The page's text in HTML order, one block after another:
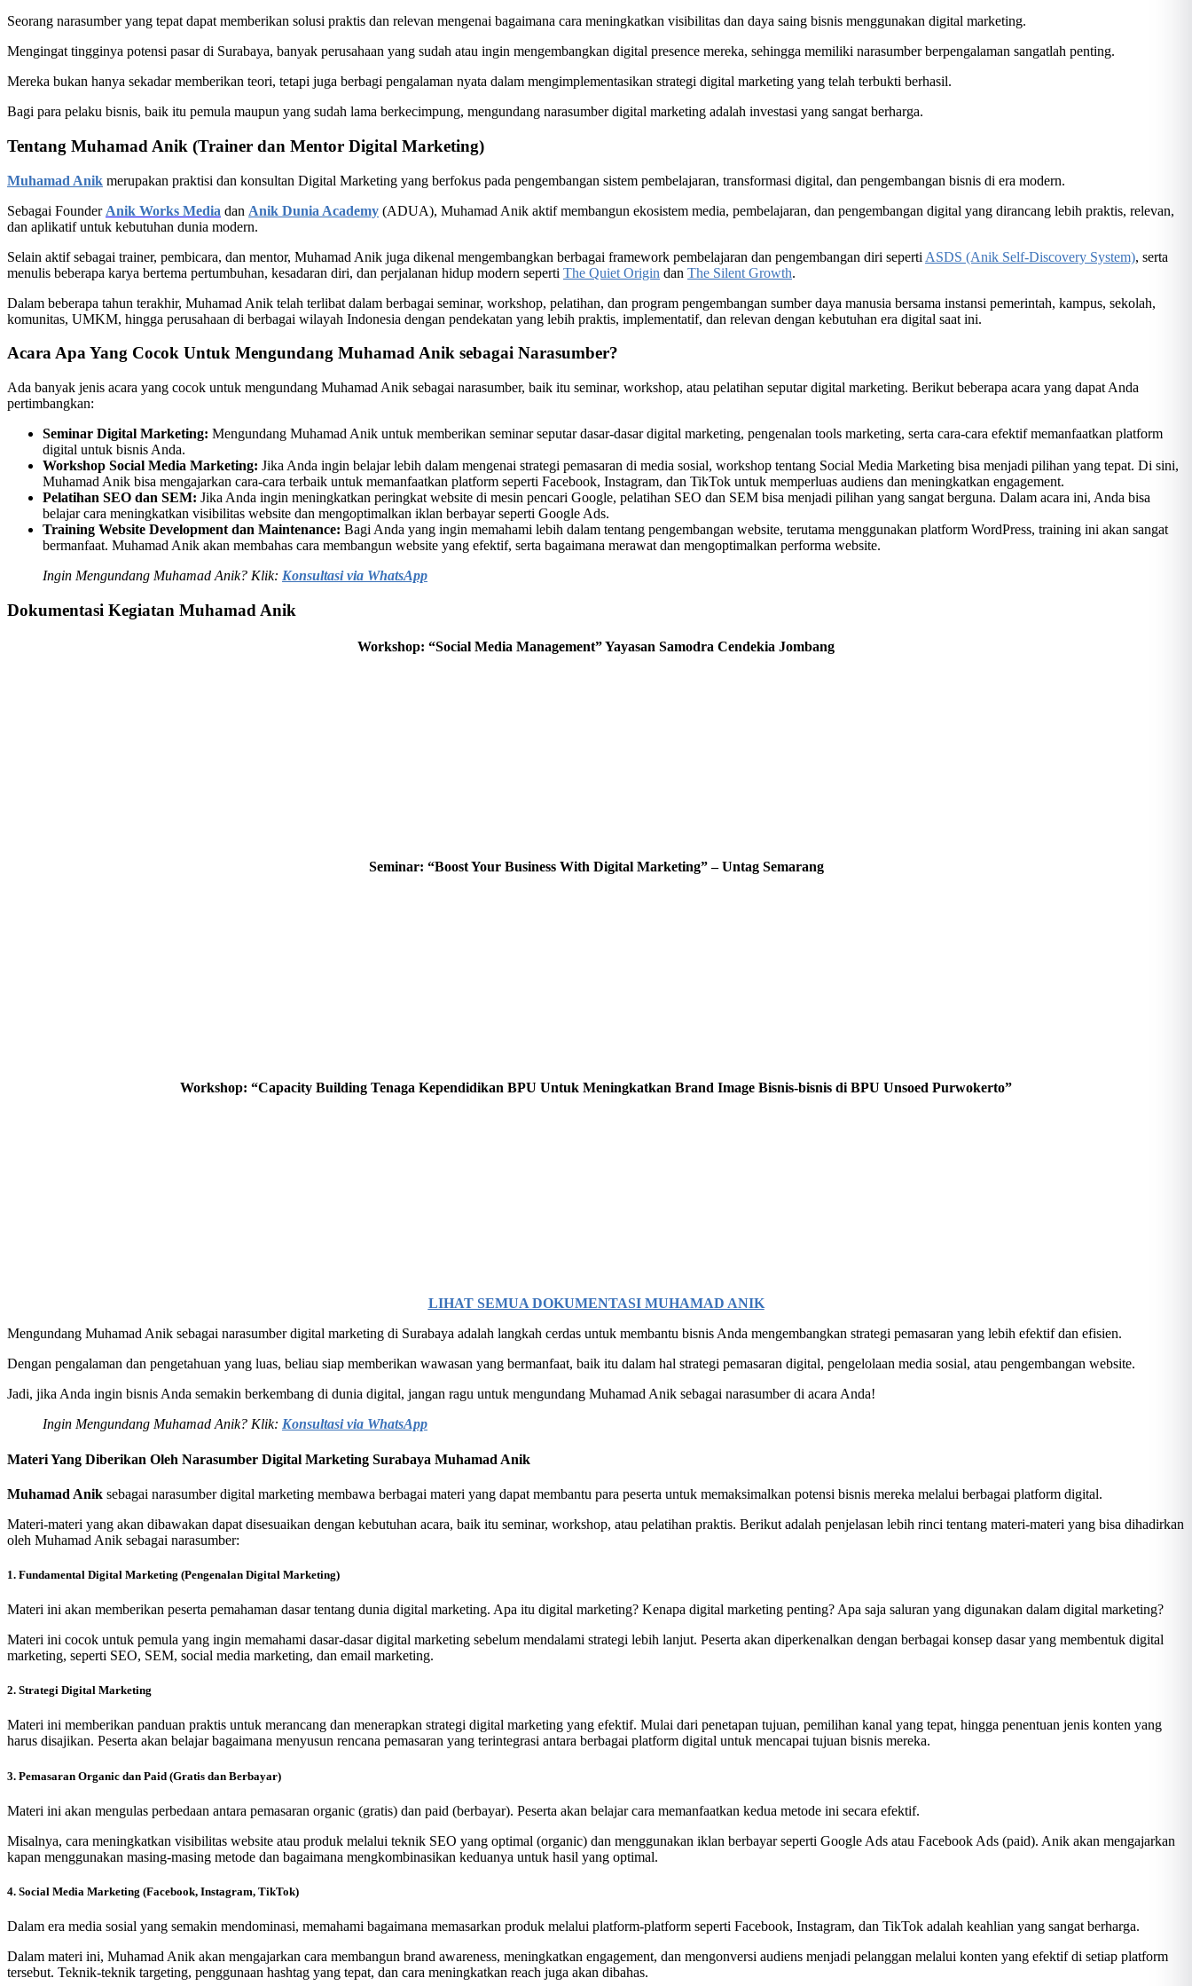
Seorang narasumber yang tepat dapat memberikan solusi praktis dan relevan mengenai bagaimana cara meningkatkan visibilitas dan daya saing bisnis menggunakan digital marketing.
Mengingat tingginya potensi pasar di Surabaya, banyak perusahaan yang sudah atau ingin mengembangkan digital presence mereka, sehingga memiliki narasumber berpengalaman sangatlah penting.
Mereka bukan hanya sekadar memberikan teori, tetapi juga berbagi pengalaman nyata dalam mengimplementasikan strategi digital marketing yang telah terbukti berhasil.
Bagi para pelaku bisnis, baik itu pemula maupun yang sudah lama berkecimpung, mengundang narasumber digital marketing adalah investasi yang sangat berharga.
Tentang Muhamad Anik (Trainer dan Mentor Digital Marketing)
Muhamad Anik merupakan praktisi dan konsultan Digital Marketing yang berfokus pada pengembangan sistem pembelajaran, transformasi digital, dan pengembangan bisnis di era modern.
Sebagai Founder Anik Works Media dan Anik Dunia Academy (ADUA), Muhamad Anik aktif membangun ekosistem media, pembelajaran, dan pengembangan digital yang dirancang lebih praktis, relevan,
dan aplikatif untuk kebutuhan dunia modern.
Selain aktif sebagai trainer, pembicara, dan mentor, Muhamad Anik juga dikenal mengembangkan berbagai framework pembelajaran dan pengembangan diri seperti ASDS (Anik Self-Discovery System), serta
menulis beberapa karya bertema pertumbuhan, kesadaran diri, dan perjalanan hidup modern seperti The Quiet Origin dan The Silent Growth.
Dalam beberapa tahun terakhir, Muhamad Anik telah terlibat dalam berbagai seminar, workshop, pelatihan, dan program pengembangan sumber daya manusia bersama instansi pemerintah, kampus, sekolah,
komunitas, UMKM, hingga perusahaan di berbagai wilayah Indonesia dengan pendekatan yang lebih praktis, implementatif, dan relevan dengan kebutuhan era digital saat ini.
Acara Apa Yang Cocok Untuk Mengundang Muhamad Anik sebagai Narasumber?
Ada banyak jenis acara yang cocok untuk mengundang Muhamad Anik sebagai narasumber, baik itu seminar, workshop, atau pelatihan seputar digital marketing. Berikut beberapa acara yang dapat Anda
pertimbangkan:
Seminar Digital Marketing: Mengundang Muhamad Anik untuk memberikan seminar seputar dasar-dasar digital marketing, pengenalan tools marketing, serta cara-cara efektif memanfaatkan platform
digital untuk bisnis Anda.
Workshop Social Media Marketing: Jika Anda ingin belajar lebih dalam mengenai strategi pemasaran di media sosial, workshop tentang Social Media Marketing bisa menjadi pilihan yang tepat. Di sini,
Muhamad Anik bisa mengajarkan cara-cara terbaik untuk memanfaatkan platform seperti Facebook, Instagram, dan TikTok untuk memperluas audiens dan meningkatkan engagement.
Pelatihan SEO dan SEM: Jika Anda ingin meningkatkan peringkat website di mesin pencari Google, pelatihan SEO dan SEM bisa menjadi pilihan yang sangat berguna. Dalam acara ini, Anda bisa
belajar cara meningkatkan visibilitas website dan mengoptimalkan iklan berbayar seperti Google Ads.
Training Website Development dan Maintenance: Bagi Anda yang ingin memahami lebih dalam tentang pengembangan website, terutama menggunakan platform WordPress, training ini akan sangat
bermanfaat. Muhamad Anik akan membahas cara membangun website yang efektif, serta bagaimana merawat dan mengoptimalkan performa website.
Ingin Mengundang Muhamad Anik? Klik: Konsultasi via WhatsApp
Dokumentasi Kegiatan Muhamad Anik
Workshop: “Social Media Management” Yayasan Samodra Cendekia Jombang
Seminar: “Boost Your Business With Digital Marketing” – Untag Semarang
Workshop: “Capacity Building Tenaga Kependidikan BPU Untuk Meningkatkan Brand Image Bisnis-bisnis di BPU Unsoed Purwokerto”
LIHAT SEMUA DOKUMENTASI MUHAMAD ANIK
Mengundang Muhamad Anik sebagai narasumber digital marketing di Surabaya adalah langkah cerdas untuk membantu bisnis Anda mengembangkan strategi pemasaran yang lebih efektif dan efisien.
Dengan pengalaman dan pengetahuan yang luas, beliau siap memberikan wawasan yang bermanfaat, baik itu dalam hal strategi pemasaran digital, pengelolaan media sosial, atau pengembangan website.
Jadi, jika Anda ingin bisnis Anda semakin berkembang di dunia digital, jangan ragu untuk mengundang Muhamad Anik sebagai narasumber di acara Anda!
Ingin Mengundang Muhamad Anik? Klik: Konsultasi via WhatsApp
Materi Yang Diberikan Oleh Narasumber Digital Marketing Surabaya Muhamad Anik
Muhamad Anik sebagai narasumber digital marketing membawa berbagai materi yang dapat membantu para peserta untuk memaksimalkan potensi bisnis mereka melalui berbagai platform digital.
Materi-materi yang akan dibawakan dapat disesuaikan dengan kebutuhan acara, baik itu seminar, workshop, atau pelatihan praktis. Berikut adalah penjelasan lebih rinci tentang materi-materi yang bisa dihadirkan
oleh Muhamad Anik sebagai narasumber:
1. Fundamental Digital Marketing (Pengenalan Digital Marketing)
Materi ini akan memberikan peserta pemahaman dasar tentang dunia digital marketing. Apa itu digital marketing? Kenapa digital marketing penting? Apa saja saluran yang digunakan dalam digital marketing?
Materi ini cocok untuk pemula yang ingin memahami dasar-dasar digital marketing sebelum mendalami strategi lebih lanjut. Peserta akan diperkenalkan dengan berbagai konsep dasar yang membentuk digital
marketing, seperti SEO, SEM, social media marketing, dan email marketing.
2. Strategi Digital Marketing
Materi ini memberikan panduan praktis untuk merancang dan menerapkan strategi digital marketing yang efektif. Mulai dari penetapan tujuan, pemilihan kanal yang tepat, hingga penentuan jenis konten yang
harus disajikan. Peserta akan belajar bagaimana menyusun rencana pemasaran yang terintegrasi antara berbagai platform digital untuk mencapai tujuan bisnis mereka.
3. Pemasaran Organic dan Paid (Gratis dan Berbayar)
Materi ini akan mengulas perbedaan antara pemasaran organic (gratis) dan paid (berbayar). Peserta akan belajar cara memanfaatkan kedua metode ini secara efektif.
Misalnya, cara meningkatkan visibilitas website atau produk melalui teknik SEO yang optimal (organic) dan menggunakan iklan berbayar seperti Google Ads atau Facebook Ads (paid). Anik akan mengajarkan
kapan menggunakan masing-masing metode dan bagaimana mengkombinasikan keduanya untuk hasil yang optimal.
4. Social Media Marketing (Facebook, Instagram, TikTok)
Dalam era media sosial yang semakin mendominasi, memahami bagaimana memasarkan produk melalui platform-platform seperti Facebook, Instagram, dan TikTok adalah keahlian yang sangat berharga.
Dalam materi ini, Muhamad Anik akan mengajarkan cara membangun brand awareness, meningkatkan engagement, dan mengonversi audiens menjadi pelanggan melalui konten yang efektif di setiap platform
tersebut. Teknik-teknik targeting, penggunaan hashtag yang tepat, dan cara meningkatkan reach juga akan dibahas.